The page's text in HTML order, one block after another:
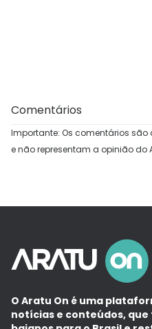
Comentários
Importante: Os comentários
e não representam a opinião do
O Aratu On é uma
notícias e conteúdos, que